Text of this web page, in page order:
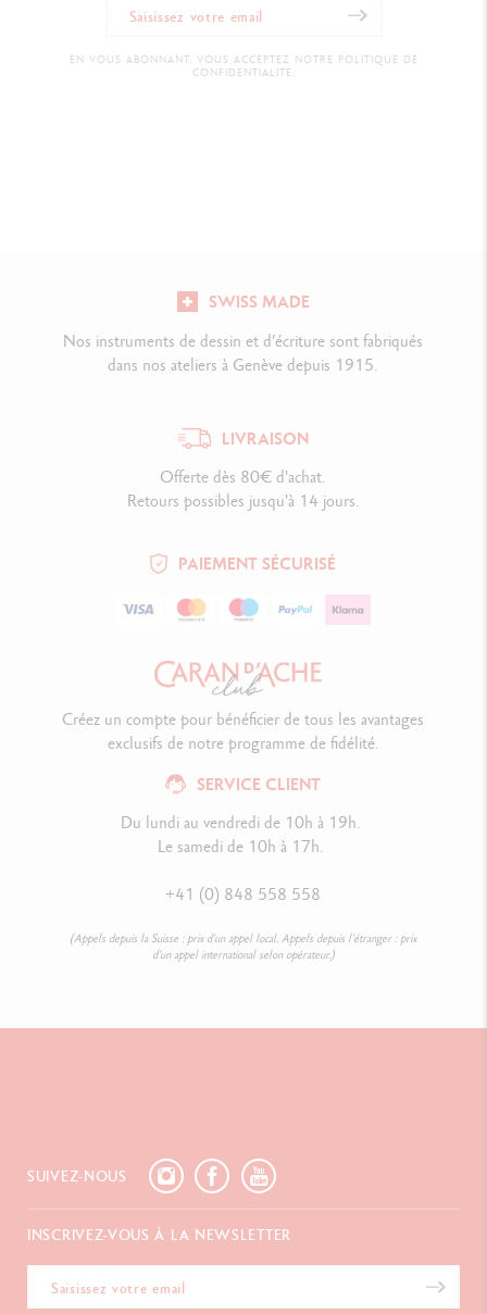
EN VOUS ABONNANT, VOUS ACCEPTEZ NOTRE POLITIQUE DE
CONFIDENTIALITÉ.
SWISS MADE
Nos instruments de dessin et d’écriture sont fabriqués
dans nos ateliers à Genève depuis 1915.
LIVRAISON
Offerte dès 80€ d'achat.
Retours possibles jusqu'à 14 jours.
PAIEMENT SÉCURISÉ
SERVICE CLIENT
Du lundi au vendredi de 10h à 19h.
Le samedi de 10h à 17h.
+41 (0) 848 558 558
(Appels depuis la Suisse : prix d’un appel local. Appels depuis l’étranger : prix
d’un appel international selon opérateur.)
Créez un compte pour bénéficier de tous les avantages
exclusifs de notre programme de fidélité.
SUIVEZ-NOUS
INSCRIVEZ-VOUS À LA NEWSLETTER